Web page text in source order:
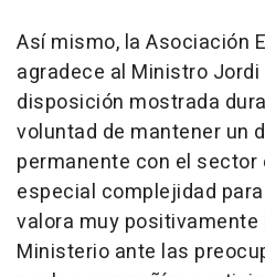
Así mismo, la Asociación
agradece al Ministro
disposición mostrada
voluntad de mantener un
permanente con el sector
especial complejidad
valora muy
Ministerio ante las